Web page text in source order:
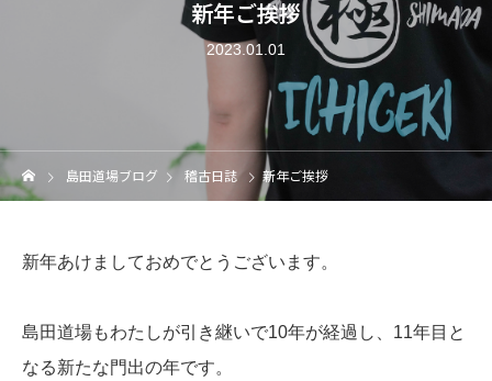
新年ご挨拶
2023.01.01
島田道場ブログ 稽古日誌 新年ご挨拶
新年あけましておめでとうございます。
島田道場もわたしが引き継いで10年が経過し、11年目と
なる新たな門出の年です。